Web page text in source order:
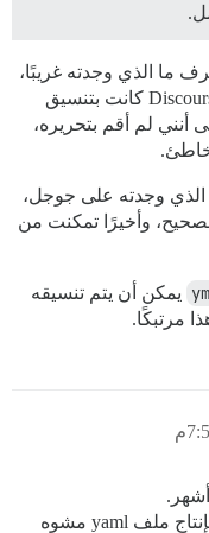
ما الذي وجدته غريبًا،
التي أنشأها Discourse كانت بتنسيق
لم أقم بتحريره،
خاطئ.
الذي وجدته على جوجل،
وأخيرًا تمكنت من
يمكن أن يتم تنسيقه
مرتبكًا.
الطريقة الوحيدة التي يمكنني التفكير بها لإنتاج ملف yaml مشوه